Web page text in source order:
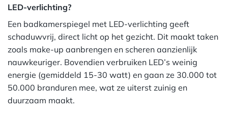
LED-verlichting?
Een badkamerspiegel met LED-verlichting geeft
schaduwvrij, direct licht op het gezicht. Dit maakt taken
zoals make-up aanbrengen en scheren aanzienlijk
nauwkeuriger. Bovendien verbruiken LED’s weinig
energie (gemiddeld 15-30 watt) en gaan ze 30.000 tot
50.000 branduren mee, wat ze uiterst zuinig en
duurzaam maakt.